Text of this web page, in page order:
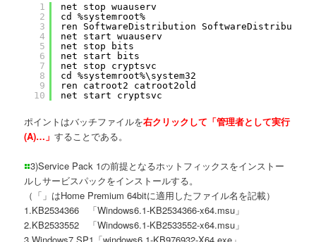
1
2
3
4
5
6
7
8
9
10
net stop wuauserv
cd %systemroot%
ren SoftwareDistribution
net start wuauserv
net stop bits
net start bits
net stop cryptsvc
cd %systemroot%\system32
ren catroot2 catroot2old
net start cryptsvc
ポイントはバッチファイルを右クリックして「管理者として実行
(A)…」することである。
3)Service Pack 1の前提となるホットフィックスをインストー
ルしサービスパックをインストールする。
（「」はHome Premium 64bitに適用したファイル名を記載）
1.KB2534366 「Windows6.1-KB2534366-x64.msu」
2.KB2533552 「Windows6.1-KB2533552-x64.msu」